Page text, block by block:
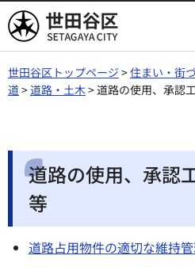
世田谷区
世田谷区トップページ >住まい・街
道>道路・土木> 道路の使用、承認
道路の使用、承認
等
道路占用物件の適切な維持